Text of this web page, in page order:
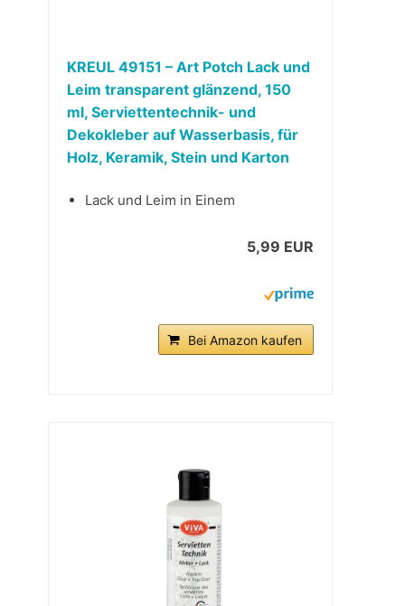
KREUL 49151 – Art Potch Lack und
Leim transparent glänzend, 150
ml, Serviettentechnik- und
Dekokleber auf Wasserbasis, für
Holz, Keramik, Stein und Karton
Lack und Leim in Einem
5,99 EUR
Bei Amazon kaufen